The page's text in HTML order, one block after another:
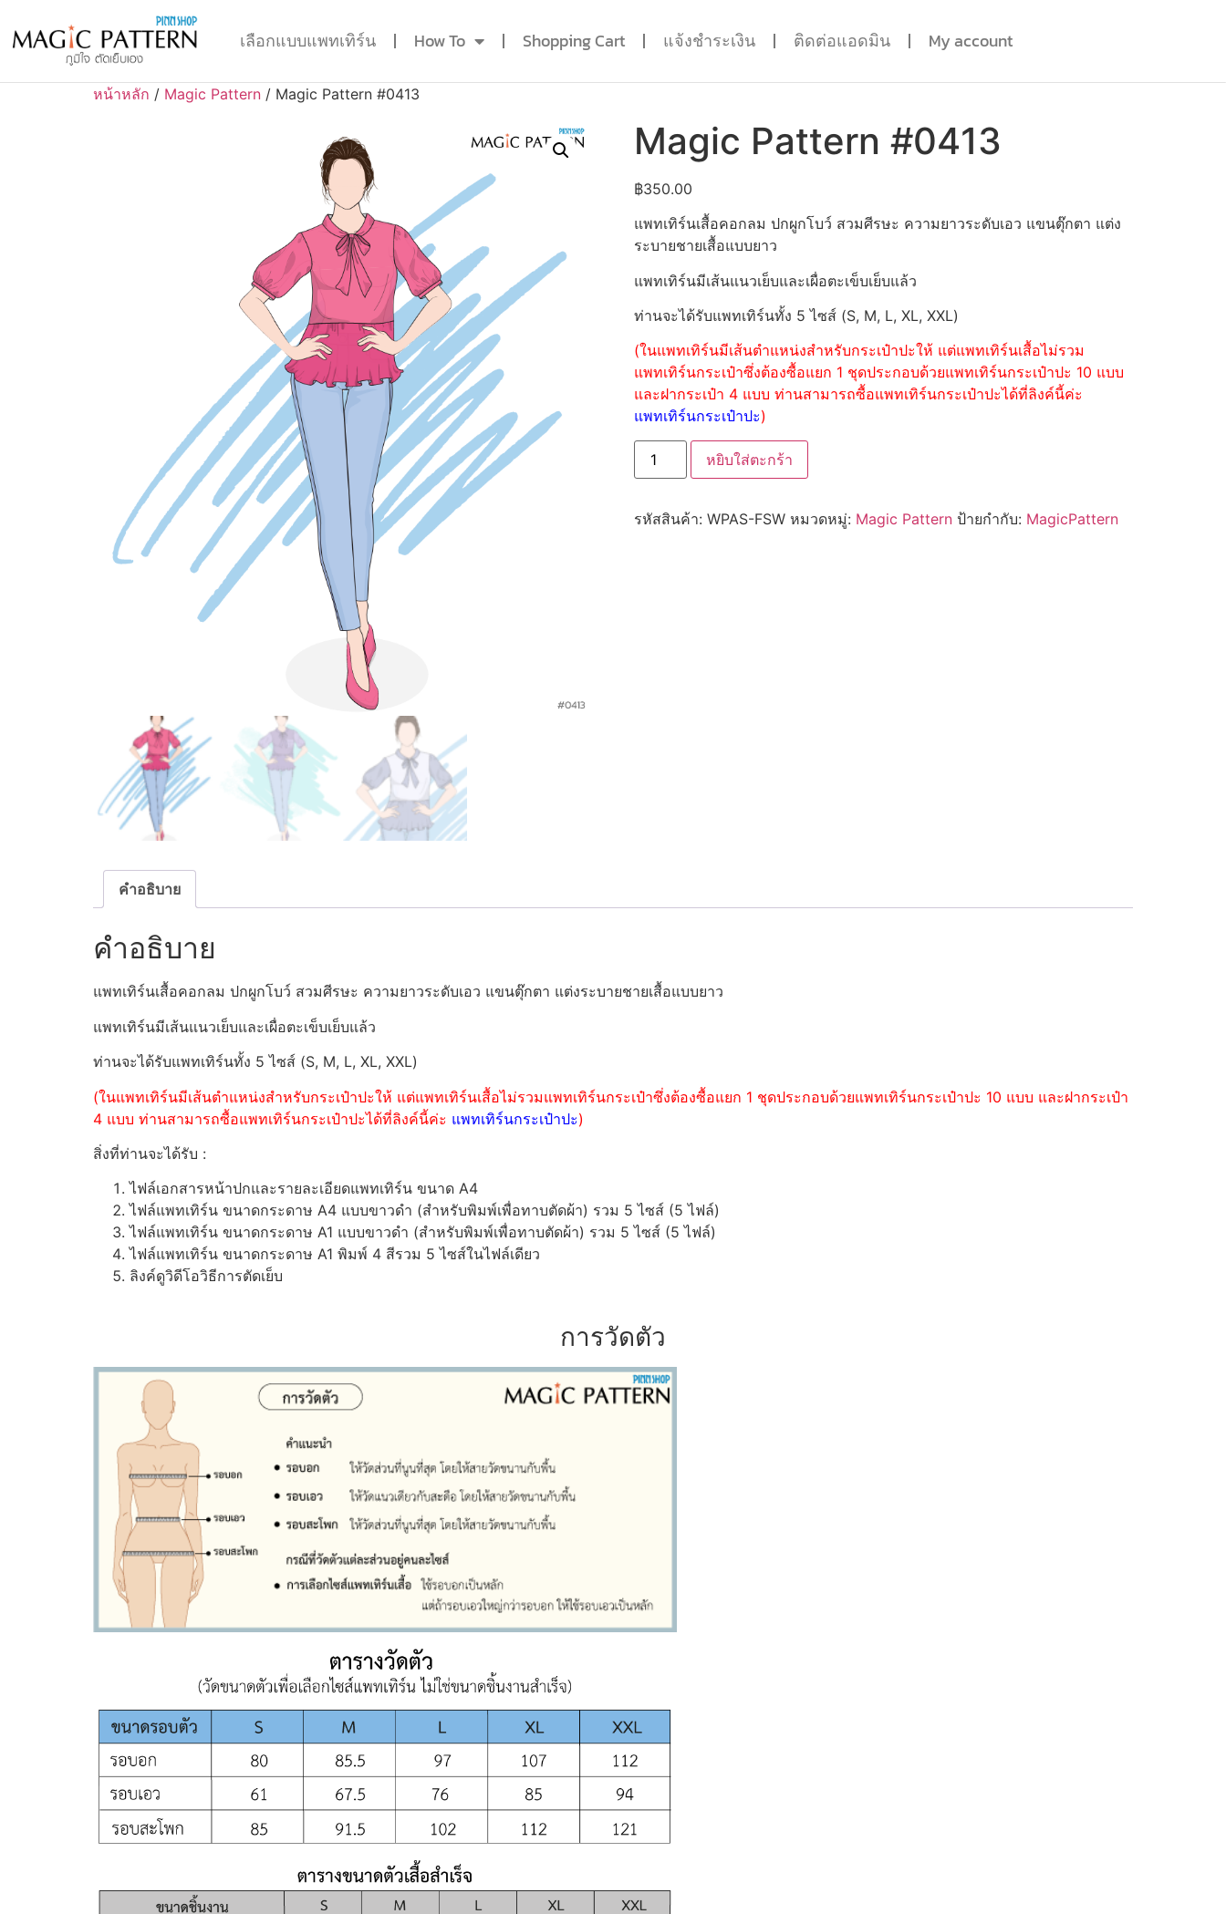
เลือกแบบแพทเทิร์น How To Shopping Cart แจ้งชำระเงิน ติดต่อแอดมิน My account
หน้าหลัก / Magic Pattern / Magic Pattern #0413
Magic Pattern #0413
฿350.00
แพทเทิร์นเสื้อคอกลม ปกผูกโบว์ สวมศีรษะ ความยาวระดับเอว แขนตุ๊กตา แต่ง
ระบายชายเสื้อแบบยาว
แพทเทิร์นมีเส้นแนวเย็บและเผื่อตะเข็บเย็บแล้ว
ท่านจะได้รับแพทเทิร์นทั้ง 5 ไซส์ (S, M, L, XL, XXL)
(ในแพทเทิร์นมีเส้นตำแหน่งสำหรับกระเป๋าปะให้ แต่แพทเทิร์นเสื้อไม่รวม
แพทเทิร์นกระเป๋าซึ่งต้องซื้อแยก 1 ชุดประกอบด้วยแพทเทิร์นกระเป๋าปะ 10 แบบ
และฝากระเป๋า 4 แบบ ท่านสามารถซื้อแพทเทิร์นกระเป๋าปะได้ที่ลิงค์นี้ค่ะ
แพทเทิร์นกระเป๋าปะ)
หยิบใส่ตะกร้า
รหัสสินค้า: WPAS-FSW หมวดหมู่: Magic Pattern ป้ายกำกับ: MagicPattern
คำอธิบาย
คำอธิบาย
แพทเทิร์นเสื้อคอกลม ปกผูกโบว์ สวมศีรษะ ความยาวระดับเอว แขนตุ๊กตา แต่งระบายชายเสื้อแบบยาว
แพทเทิร์นมีเส้นแนวเย็บและเผื่อตะเข็บเย็บแล้ว
ท่านจะได้รับแพทเทิร์นทั้ง 5 ไซส์ (S, M, L, XL, XXL)
(ในแพทเทิร์นมีเส้นตำแหน่งสำหรับกระเป๋าปะให้ แต่แพทเทิร์นเสื้อไม่รวมแพทเทิร์นกระเป๋าซึ่งต้องซื้อแยก 1 ชุดประกอบด้วยแพทเทิร์นกระเป๋าปะ 10 แบบ และฝากระเป๋า
4 แบบ ท่านสามารถซื้อแพทเทิร์นกระเป๋าปะได้ที่ลิงค์นี้ค่ะ แพทเทิร์นกระเป๋าปะ)
สิ่งที่ท่านจะได้รับ :
ไฟล์เอกสารหน้าปกและรายละเอียดแพทเทิร์น ขนาด A4
ไฟล์แพทเทิร์น ขนาดกระดาษ A4 แบบขาวดำ (สำหรับพิมพ์เพื่อทาบตัดผ้า) รวม 5 ไซส์ (5 ไฟล์)
ไฟล์แพทเทิร์น ขนาดกระดาษ A1 แบบขาวดำ (สำหรับพิมพ์เพื่อทาบตัดผ้า) รวม 5 ไซส์ (5 ไฟล์)
ไฟล์แพทเทิร์น ขนาดกระดาษ A1 พิมพ์ 4 สีรวม 5 ไซส์ในไฟล์เดียว
ลิงค์ดูวิดีโอวิธีการตัดเย็บ
การวัดตัว